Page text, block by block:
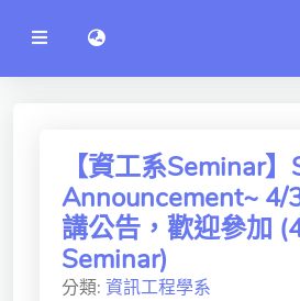
公
告
系
工程學院
資訊學院
管理學院
人文社社會學院
語言切換 language switch
【資工系Seminar
Announcement~ 4/
講公告，歡迎參加
Seminar)
分類: 資訊工程學系